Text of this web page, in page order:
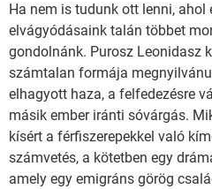
Ha nem is tudunk ott lenni, ahol
elvágyódásaink talán többet
gondolnánk. Purosz Leonidasz
számtalan formája
elhagyott haza, a felfedezésre
másik ember iránti sóvárgás.
kísért a férfiszerepekkel való
számvetés, a kötetben egy
amely egy emigráns görög